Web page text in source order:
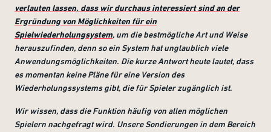
verlauten lassen, dass wir durchaus interessiert sind an der
Ergründung von Möglichkeiten für ein
Spielwiederholungsystem, um die bestmögliche Art und Weise
herauszufinden, denn so ein System hat unglaublich viele
Anwendungsmöglichkeiten. Die kurze Antwort heute lautet, dass
es momentan keine Pläne für eine Version des
Wiederholungssystems gibt, die für Spieler zugänglich ist.
Wir wissen, dass die Funktion häufig von allen möglichen
Spielern nachgefragt wird. Unsere Sondierungen in dem Bereich